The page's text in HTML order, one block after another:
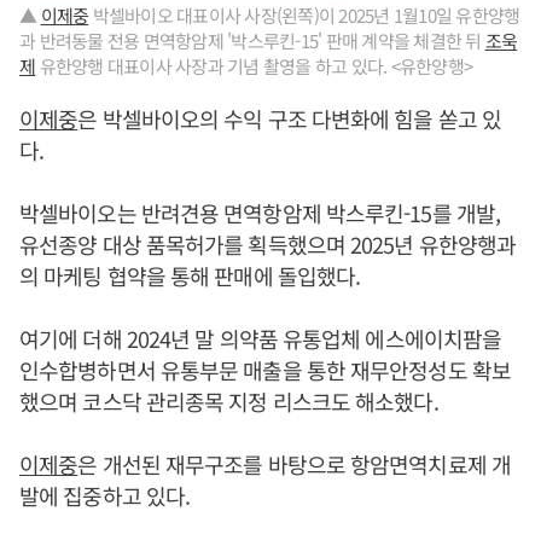
▲ 이제중 박셀바이오 대표이사 사장(왼쪽)이 2025년 1월10일 유한양행
과 반려동물 전용 면역항암제 '박스루킨-15' 판매 계약을 체결한 뒤 조욱
제 유한양행 대표이사 사장과 기념 촬영을 하고 있다. <유한양행>
이제중은 박셀바이오의 수익 구조 다변화에 힘을 쏟고 있
다.
박셀바이오는 반려견용 면역항암제 박스루킨-15를 개발,
유선종양 대상 품목허가를 획득했으며 2025년 유한양행과
의 마케팅 협약을 통해 판매에 돌입했다.
여기에 더해 2024년 말 의약품 유통업체 에스에이치팜을
인수합병하면서 유통부문 매출을 통한 재무안정성도 확보
했으며 코스닥 관리종목 지정 리스크도 해소했다.
이제중은 개선된 재무구조를 바탕으로 항암면역치료제 개
발에 집중하고 있다.